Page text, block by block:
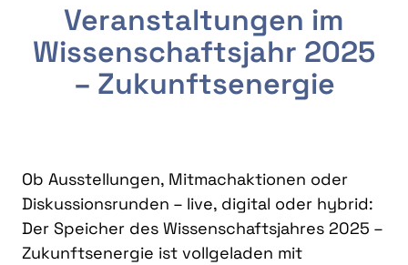
Veranstaltungen im
Wissenschaftsjahr 2025
– Zukunftsenergie
Ob Ausstellungen, Mitmachaktionen oder
Diskussionsrunden – live, digital oder hybrid:
Der Speicher des Wissenschaftsjahres 2025 –
Zukunftsenergie ist vollgeladen mit